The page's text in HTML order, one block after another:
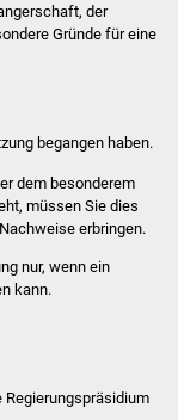
2021
Bizet
Hallenbad
Bizethalle
der
Gründe für eine
begangen haben.
dem besonderem
müssen Sie dies
erbringen.
nur, wenn ein
kann.